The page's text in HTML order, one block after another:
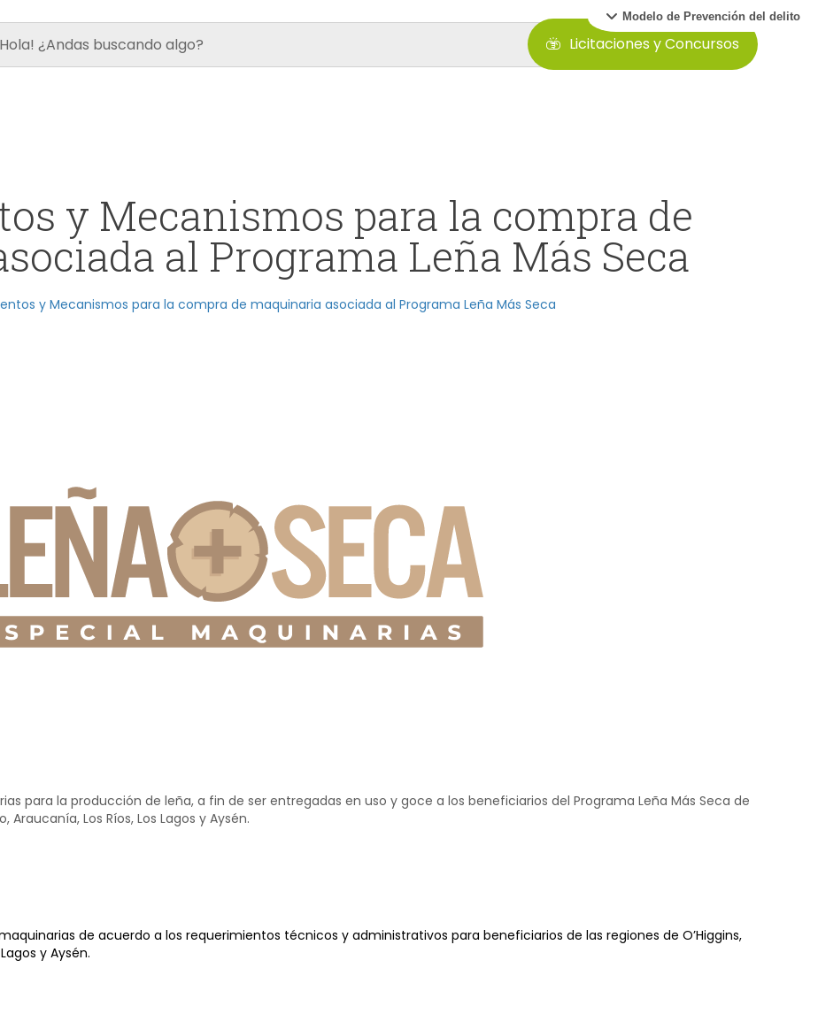
Modelo de Prevención del delito
Licitaciones y Concursos
y Mecanismos para la compra de
al Programa Leña Más Seca
y Mecanismos para la compra de maquinaria asociada al Programa Leña Más Seca
para la producción de leña, a fin de ser entregadas en uso y goce a los beneficiarios del Programa Leña Más Seca de
Araucanía, Los Ríos, Los Lagos y Aysén.
de acuerdo a los requerimientos técnicos y administrativos para beneficiarios de las regiones de O’Higgins,
y Aysén.